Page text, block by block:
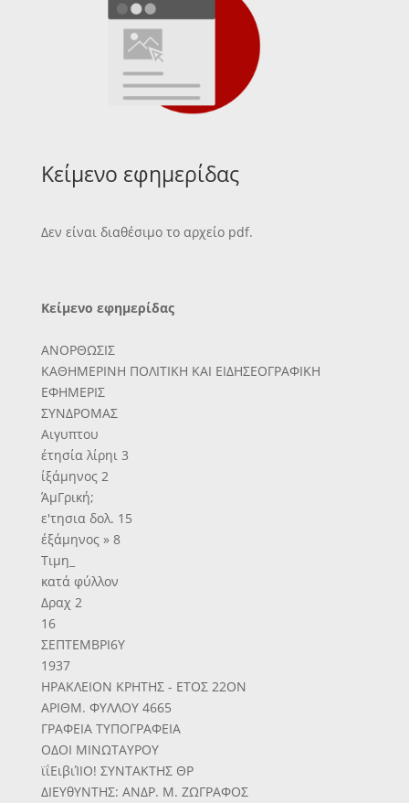
Κείμενο εφημερίδας
Δεν είναι διαθέσιμο το αρχείο pdf.
Κείμενο εφημερίδας
ΑΝΟΡΘΩΣΙΣ
ΚΑΘΗΜΕΡΙΝΗ ΠΟΛΙΤΙΚΗ ΚΑΙ ΕΙΔΗΣΕΟΓΡΑΦΙΚΗ
ΕΦΗΜΕΡΙΣ
ΣΥΝΔΡΟΜΑΣ
Αιγυπτου
έτησία λίρηι 3
ίξάμηνος 2
ΆμΓρική;
ε'τησια δολ. 15
έξάμηνος » 8
Τιμη_
κατά φύλλον
Δραχ 2
16
ΣΕΠΤΕΜΒΡΙ6Υ
1937
ΗΡΑΚΛΕΙΟΝ ΚΡΗΤΗΣ - ΕΤΟΣ 22ΟΝ
ΑΡΙΘΜ. ΦΥΛΛΟΥ 4665
ΓΡΑΦΕΙΑ ΤΥΠΟΓΡΑΦΕΙΑ
ΟΔΟΙ ΜΙΝΩΤΑΥΡΟΥ
ϊΐΕιβιΊΙΟ! ΣΥΝΤΑΚΤΗΣ ΘΡ
ΔΙΕΥθΥΝΤΗΣ: ΑΝΔΡ. Μ. ΖΩΓΡΑΦΟΣ